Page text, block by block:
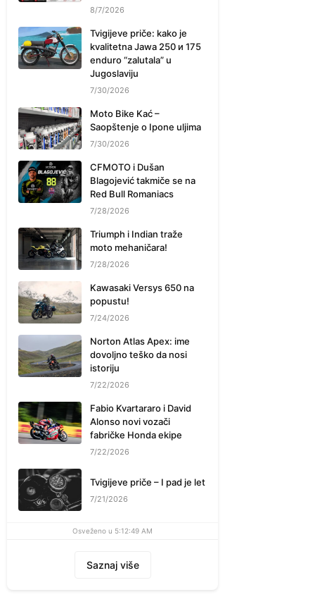
8/7/2026
Tvigijeve priče: kako je
kvalitetna Jawa 250 и 175
enduro “zalutala” u
Jugoslaviju
7/30/2026
Moto Bike Kać –
Saopštenje o Ipone uljima
7/30/2026
CFMOTO i Dušan
Blagojević takmiče se na
Red Bull Romaniacs
7/28/2026
Triumph i Indian traže
moto mehaničara!
7/28/2026
Kawasaki Versys 650 na
popustu!
7/24/2026
Norton Atlas Apex: ime
dovoljno teško da nosi
istoriju
7/22/2026
Fabio Kvartararo i David
Alonso novi vozači
fabričke Honda ekipe
7/22/2026
Tvigijeve priče – I pad je let
7/21/2026
Osveženo u 5:12:49 AM
Saznaj više